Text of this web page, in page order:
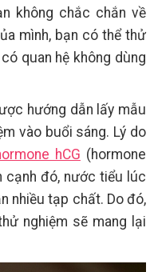
không chắc chắn về
mình, bạn có thể thử
quan hệ không dùng
hướng dẫn lấy mẫu
vào buổi sáng. Lý do
hCG (hormone
cạnh đó, nước tiểu lúc
nhiều tạp chất. Do đó,
nghiệm sẽ mang lại